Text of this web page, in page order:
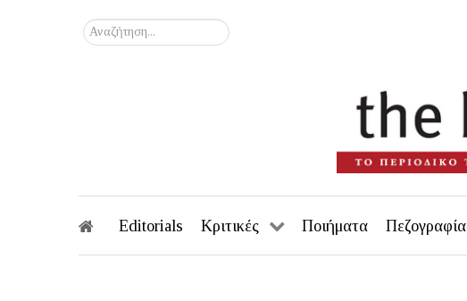
Αναζήτηση...
Editorials Κριτικές Ποιήματα Πεζογραφία